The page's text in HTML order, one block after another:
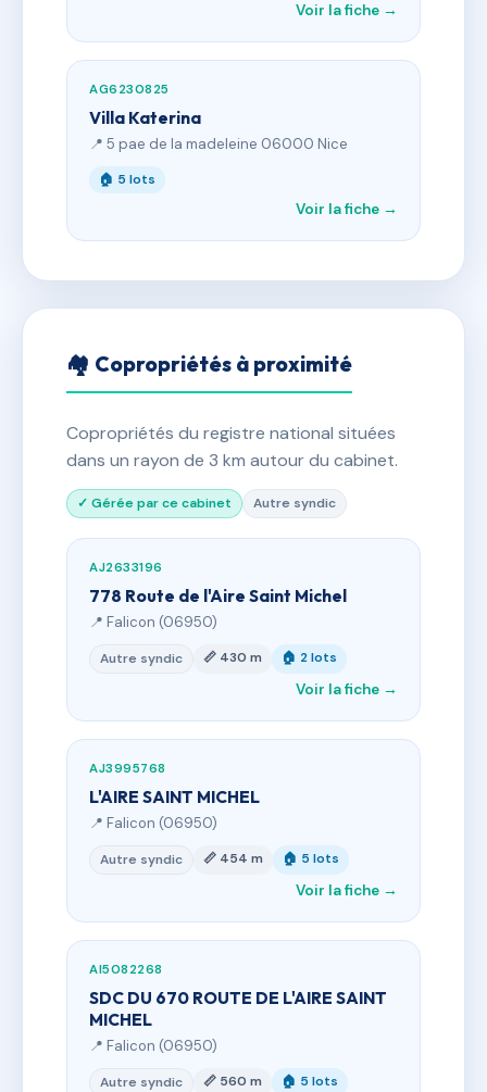
Voir la fiche →
AG6230825
Villa Katerina
📍 5 pae de la madeleine 06000 Nice
🏠 5 lots
Voir la fiche →
🏘 Copropriétés à proximité
Copropriétés du registre national situées
dans un rayon de 3 km autour du cabinet.
✓ Gérée par ce cabinet Autre syndic
AJ2633196
778 Route de l'Aire Saint Michel
📍 Falicon (06950)
Autre syndic 📏 430 m 🏠 2 lots
Voir la fiche →
AJ3995768
L'AIRE SAINT MICHEL
📍 Falicon (06950)
Autre syndic 📏 454 m 🏠 5 lots
Voir la fiche →
AI5082268
SDC DU 670 ROUTE DE L'AIRE SAINT
MICHEL
📍 Falicon (06950)
Autre syndic 📏 560 m 🏠 5 lots